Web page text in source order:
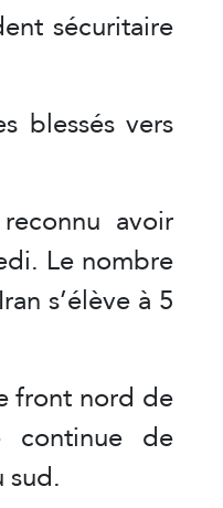
sécuritaire
blessés vers
avoir
Le nombre
s’élève à 5
front nord de
continue de